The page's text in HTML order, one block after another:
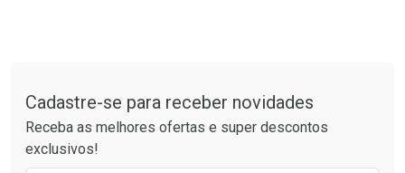
Ativar Desconto
Comprar sem Desconto
Comprar sem Desconto
Por R$ 24,29/cada
Ativar Desconto
Comprar sem Desconto
Comprar sem Desconto
Cadastre-se para receber novidades
Receba as melhores ofertas e super descontos
exclusivos!